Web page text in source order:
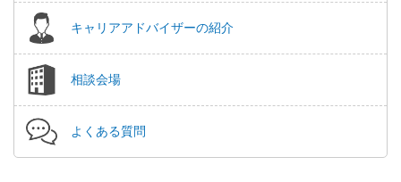
キャリアアドバイザーの紹介
相談会場
よくある質問